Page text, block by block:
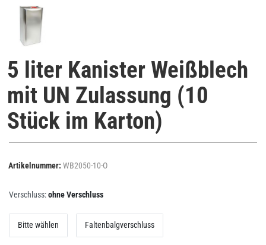
5 liter Kanister Weißblech
mit UN Zulassung (10
Stück im Karton)
Artikelnummer: WB2050-10-O
Verschluss:ohne Verschluss
Bitte wählen Faltenbalgverschluss